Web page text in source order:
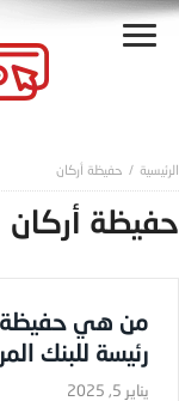
حفيظة أركان
حفيظة أركان
من هي حفيظة
رئيسة للبنك
يناير 5, 2025